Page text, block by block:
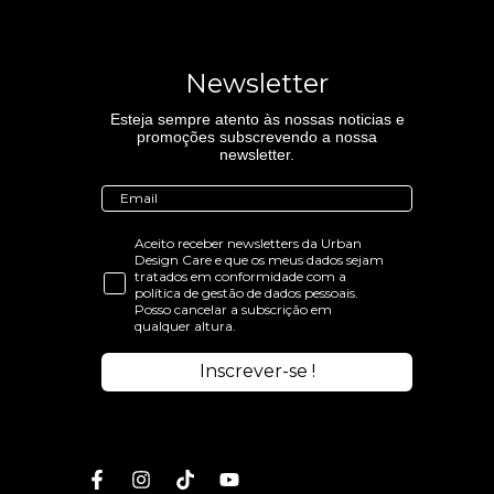
Newsletter
Esteja sempre atento às nossas noticias e
promoções subscrevendo a nossa
newsletter.
Aceito receber newsletters da Urban
Design Care e que os meus dados sejam
tratados em conformidade com a
política de gestão de dados pessoais.
Posso cancelar a subscrição em
qualquer altura.
Inscrever-se !